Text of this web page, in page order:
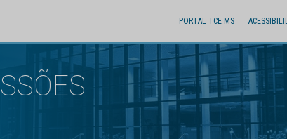
PORTAL TCE MS